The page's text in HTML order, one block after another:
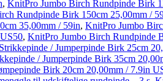
, KnitPro Jumbo Birch Rundpinde Birk
Rundpinde Birk 150cm 25,00mm /
35,00mm / 59in, KnitPro Jumbo
, KnitPro Jumbo Birch Rundpinde
/ Jumperpinde Birk 25cm
/ Jumperpinde Birk 35cm
Birk 20cm 20,00mm / 7.9in